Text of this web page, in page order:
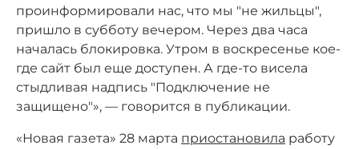
проинформировали нас, что мы "не жильцы",
пришло в субботу вечером. Через два часа
началась блокировка. Утром в воскресенье кое-
где сайт был еще доступен. А где-то висела
стыдливая надпись "Подключение не
защищено"», — говорится в публикации.
«Новая газета» 28 марта приостановила работу